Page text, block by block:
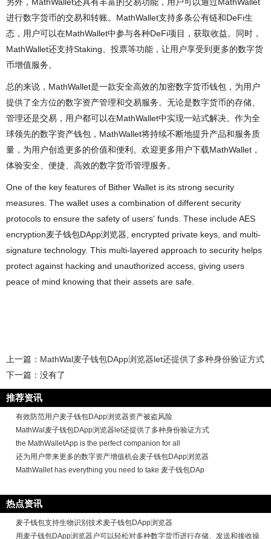
进行数字货币的交易和转账。MathWallet支持多条公有链和DeFi生
态，用户可以在MathWallet中参与各种DeFi项目，获取收益。同时，
MathWallet还支持Staking、投票等功能，让用户享受到更多的数字货
币增值服务。
总的来说，MathWallet是一款安全高效的加密数字货币钱包，为用户
提供了全方位的数字资产管理和交易服务。无论是数字货币的存储、
管理还是交易，用户都可以在MathWallet中实现一站式解决。作为全
球领先的数字资产钱包，MathWallet将持续不断地提升产品和服务质
量，为用户创造更多的价值和便利。欢迎更多用户下载MathWallet，
体验安全、便捷、高效的数字货币管理服务。
One of the key features of Bither Wallet is its strong security
measures. The wallet uses a combination of different security
protocols to ensure the safety of users' funds. These include AES
encryption麦子钱包DApp浏览器, encrypted private keys, and multi-
signature technology. This multi-layered approach to security helps
protect against hacking and unauthorized access, giving users
peace of mind knowing that their assets are safe.
上一篇： MathWal麦子钱包DApp浏览器let还提供了多种身份验证方式
下一篇：没有了
推荐资讯
有效防范用户麦子钱包DApp浏览器资产被盗风险
MathWal麦子钱包DApp浏览器let还提供了多种身份验证方式
the MathWalletApp is the perfect companion for all
还为用户带来更多的数字资产增值机会麦子钱包DApp浏览器
MathWallet has everything you need to take 麦子钱包DAp
热点资讯
麦子钱包支持生物识别技术麦子钱包DApp浏览器
用麦子钱包DApp浏览器户可以轻松对多种数字货币进行存储、发送和接收操